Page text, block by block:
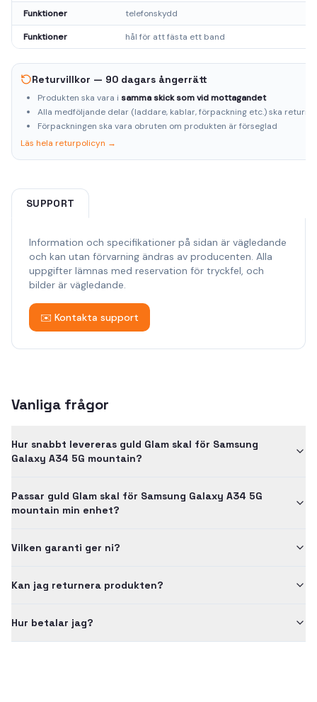
Funktioner telefonskydd
Funktioner hål för att fästa ett band
Returvillkor — 90 dagars ångerrätt
Produkten ska vara i samma skick som vid mottagandet
Alla medföljande delar (laddare, kablar, förpackning etc.) ska
Förpackningen ska vara obruten om produkten är förseglad
Läs hela returpolicyn →
SUPPORT
Information och specifikationer på sidan är vägledande
och kan utan förvarning ändras av producenten. Alla
uppgifter lämnas med reservation för tryckfel, och
bilder är vägledande.
✉️ Kontakta support
Vanliga frågor
Hur snabbt levereras guld Glam skal för Samsung
Galaxy A34 5G mountain?
Passar guld Glam skal för Samsung Galaxy A34 5G
mountain min enhet?
Vilken garanti ger ni?
Kan jag returnera produkten?
Hur betalar jag?